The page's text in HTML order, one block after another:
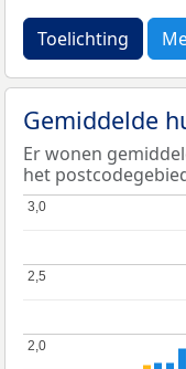
Toelichting
Gemiddelde
Er wonen
het
2,0
2,0
2,5
2,5
3,0
3,0